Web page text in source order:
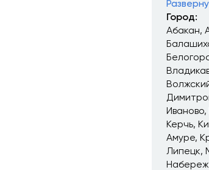
Город:
Абакан
Иваново
Керчь
Амуре
Липецк